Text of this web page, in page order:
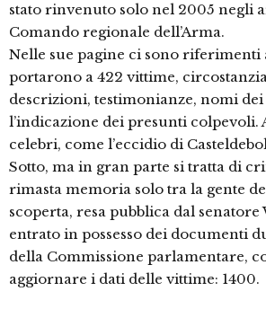
stato rinvenuto solo nel 2005 negli
Comando regionale dell’Arma.
Nelle sue pagine ci sono riferimenti
portarono a 422 vittime,
descrizioni, testimonianze, nomi
l’indicazione dei presunti colpevoli.
celebri, come l’eccidio di
Sotto, ma in gran parte si tratta di
rimasta memoria solo tra la gente
scoperta, resa pubblica dal senatore
entrato in possesso dei documenti
della Commissione parlamentare,
aggiornare i dati delle vittime: 1400.